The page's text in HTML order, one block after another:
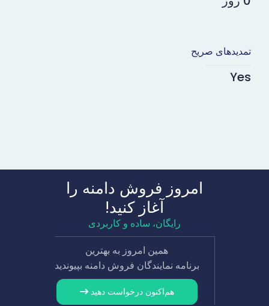
تمدیدهای صریح
Yes
امروز فروش دامنه را
آغاز کنید!
رایگان، ساده و کاربردی
همین امروز به بهترین
برنامه نمایندگان فروش دامنه بپیوندید
هم‌اکنون درخواست دهید